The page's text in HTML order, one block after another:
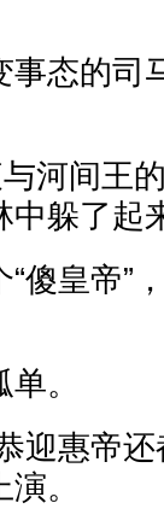
态的司
河间王
中躲了起
傻皇帝”
。
迎惠帝
。